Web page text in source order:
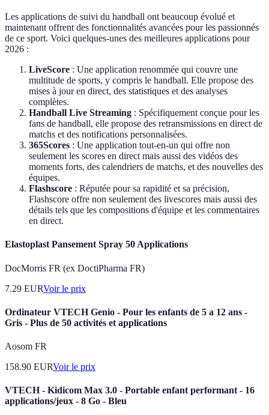
Les applications de suivi du handball ont beaucoup évolué et
maintenant offrent des fonctionnalités avancées pour les passionnés
de ce sport. Voici quelques-unes des meilleures applications pour
2026 :
LiveScore : Une application renommée qui couvre une
multitude de sports, y compris le handball. Elle propose des
mises à jour en direct, des statistiques et des analyses
complètes.
Handball Live Streaming : Spécifiquement conçue pour les
fans de handball, elle propose des retransmissions en direct de
matchs et des notifications personnalisées.
365Scores : Une application tout-en-un qui offre non
seulement les scores en direct mais aussi des vidéos des
moments forts, des calendriers de matchs, et des nouvelles des
équipes.
Flashscore : Réputée pour sa rapidité et sa précision,
Flashscore offre non seulement des livescores mais aussi des
détails tels que les compositions d'équipe et les commentaires
en direct.
Elastoplast Pansement Spray 50 Applications
DocMorris FR (ex DoctiPharma FR)
7.29 EURVoir le prix
Ordinateur VTECH Genio - Pour les enfants de 5 a 12 ans -
Gris - Plus de 50 activités et applications
Aosom FR
158.90 EURVoir le prix
VTECH - Kidicom Max 3.0 - Portable enfant performant - 16
applications/jeux - 8 Go - Bleu